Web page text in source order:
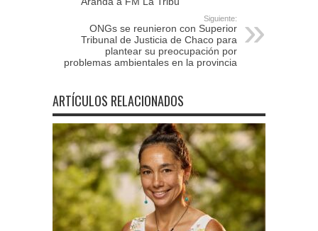
Siguiente:
ONGs se reunieron con Superior
Tribunal de Justicia de Chaco para
plantear su preocupación por
problemas ambientales en la provincia
ARTÍCULOS RELACIONADOS